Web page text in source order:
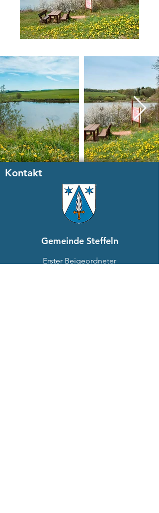
Kontakt
Gemeinde Steffeln
Erster Beigeordneter